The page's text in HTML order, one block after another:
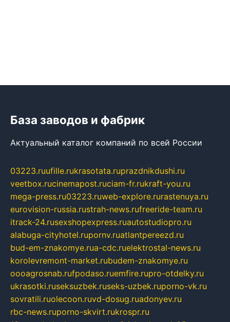
База заводов и фабрик
Актуальный каталог компаний по всей России
03223.ruufille.rukrasotata.ruprazdnikdushi.ru
veetbox.rucinemapost.ruciam-fr.rukraft-you.ru
mega-press.ru03223.ruweb-explore.rurastenuya.ru
eurovision-russia.rustrah-news.rufreeride-team.ru
itrack-24.rusexshopexpress.ruautostudiopro.ru
alabuga-cityhotel.rupornv.ruatlantpereezd.ru
bud-em-znakomye.rua-cdc.ruelektrostal-news.ru
korolevremont-market.rubudem-znakomye.ru
oooagrosnab.rufpodaso.ruemfire.rupro-otdelky.ru
ukrasotki.ruseksuzbek.ruseks-uzbek.ruporno-vk.ru
sovratili.ruolecoon.ruvd-dosug.ruadonyev.ru
rbc-news.ruporno-skvirt.rukrospr.ru